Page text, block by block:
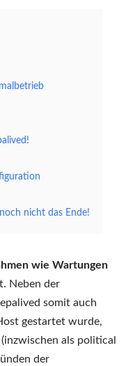
nicht das Ende!
wie Wartungen
Neben der
somit auch
gestartet wurde,
als political
der